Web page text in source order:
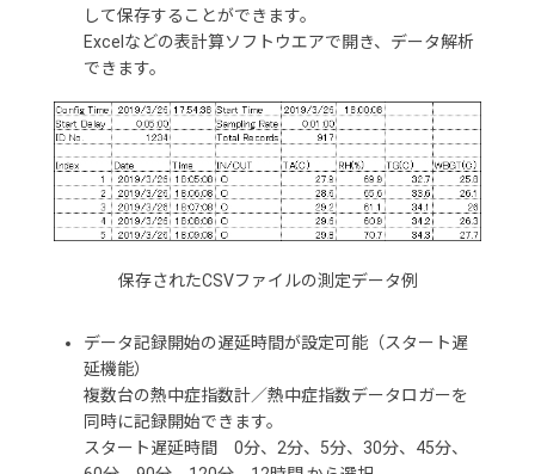
して保存することができます。
Excelなどの表計算ソフトウエアで開き、データ解析
できます。
保存されたCSVファイルの測定データ例
データ記録開始の遅延時間が設定可能（スタート遅
延機能）
複数台の熱中症指数計／熱中症指数データロガーを
同時に記録開始できます。
スタート遅延時間 0分、2分、5分、30分、45分、